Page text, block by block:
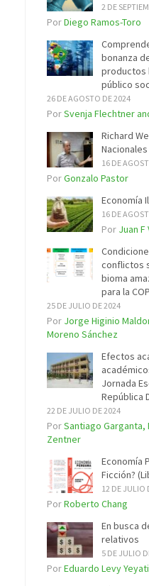
2 DE
PorDiego Ramos-Toro
bonanza
productos
público
26 DE AGOSTO DE 2024
PorSvenja Flechtner
Richard
16 DE
PorGonzalo Pastor
Economía
16 DE
Por Juan F
conflictos
bioma
para la
25 DE JULIO DE 2024
Por Jorge Higinio
Moreno Sánchez
Efectos
Jornada
República
22 DE JULIO DE 2024
PorSantiago Garganta,
Zentner
Economía
Ficción?
12 DE JULIO
PorRoberto Chang
En busca
relativos
5 DE JULIO
PorEduardo Levy